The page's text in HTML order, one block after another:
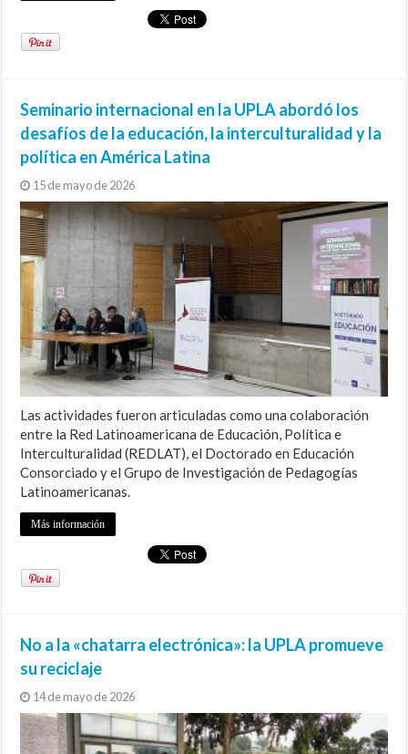
Seminario internacional en la UPLA abordó los
desafíos de la educación, la interculturalidad y la
política en América Latina
15 de mayo de 2026
Las actividades fueron articuladas como una colaboración
entre la Red Latinoamericana de Educación, Política e
Interculturalidad (REDLAT), el Doctorado en Educación
Consorciado y el Grupo de Investigación de Pedagogías
Latinoamericanas.
Más información
No a la «chatarra electrónica»: la UPLA promueve
su reciclaje
14 de mayo de 2026